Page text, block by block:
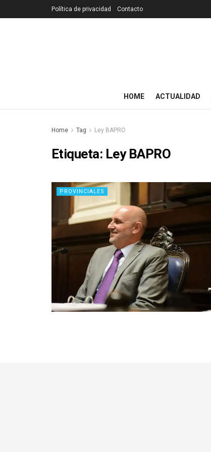
Política de privacidad Contacto
HOME ACTUALIDAD
Home Tag Ley BAPRO
Etiqueta: Ley BAPRO
PROVINCIALES